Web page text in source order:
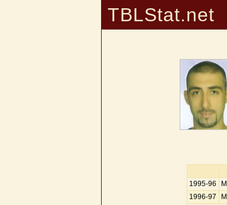
TBLStat.net
1995-96
1996-97